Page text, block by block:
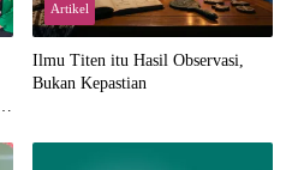
Artikel
Ilmu Titen itu Hasil Observasi,
Bukan Kepastian